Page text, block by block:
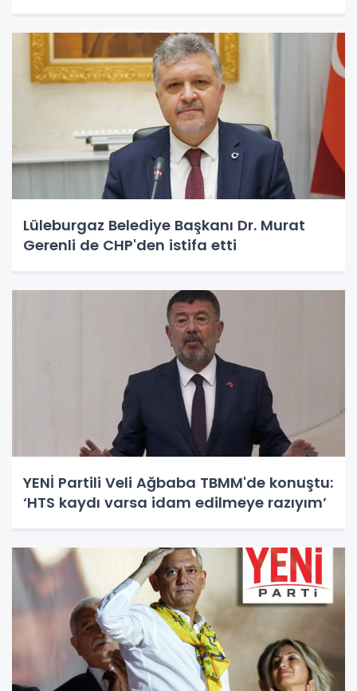
Lüleburgaz Belediye Başkanı Dr. Murat
Gerenli de CHP'den istifa etti
YENİ Partili Veli Ağbaba TBMM'de konuştu:
‘HTS kaydı varsa idam edilmeye razıyım’